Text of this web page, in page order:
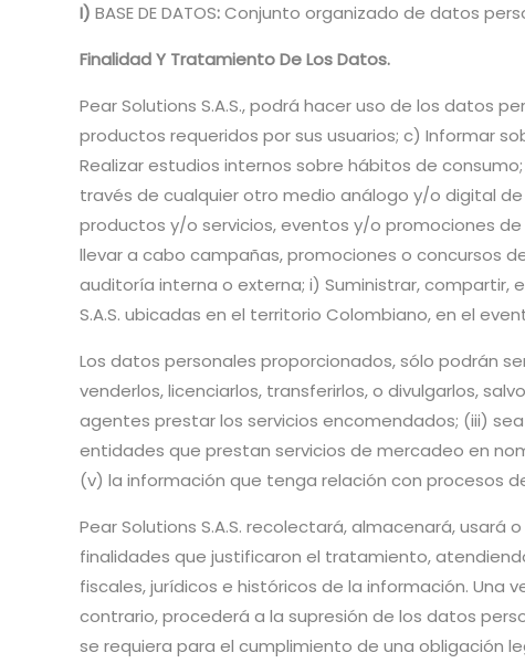
I) BASE DE DATOS:Conjunto organizado de datos
Finalidad Y Tratamiento De Los Datos.
Pear Solutions S.A.S., podrá hacer uso de los datos
productos requeridos por sus usuarios; c) Informar
Realizar estudios internos sobre hábitos de
través de cualquier otro medio análogo y/o digital
productos y/o servicios, eventos y/o promociones
llevar a cabo campañas, promociones o concursos
auditoría interna o externa; i) Suministrar, compartir,
S.A.S. ubicadas en el territorio Colombiano, en el
Los datos personales proporcionados, sólo podrán
venderlos, licenciarlos, transferirlos, o divulgarlos,
agentes prestar los servicios encomendados; (iii)
entidades que prestan servicios de mercadeo en
(v) la información que tenga relación con procesos
Pear Solutions S.A.S. recolectará, almacenará,
finalidades que justificaron el tratamiento,
fiscales, jurídicos e históricos de la información. Una
contrario, procederá a la supresión de los datos
se requiera para el cumplimiento de una obligación